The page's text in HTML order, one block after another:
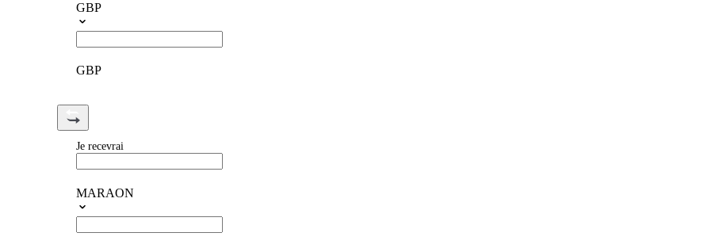
GBP
GBP
Je recevrai
MARAON